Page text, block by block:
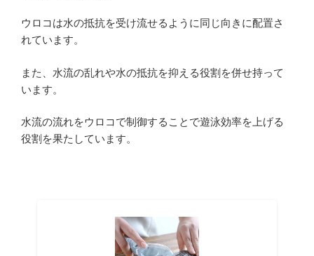
ウロコは水の抵抗を受け流せるように同じ向きに配置さ
れています。
また、水流の乱れや水の抵抗を抑える役割を併せ持って
います。
水流の流れをウロコで制御することで遊泳効率を上げる
役割を果たしています。